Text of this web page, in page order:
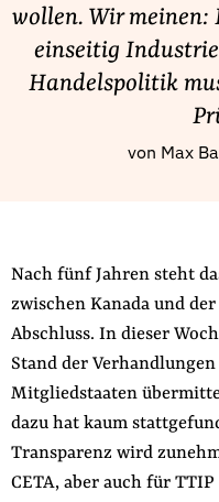
Geschenkspende
Bußgelder und Geldauflagen
Projektspende
Suche
auf
der
Website
Facebook
wollen. Wir
einseitig
Handelspolitik
von Max
Nach fünf Jahren steht
zwischen Kanada und
Abschluss. In dieser
Stand der
Mitgliedstaaten
dazu hat kaum
Transparenz wird
CETA, aber auch für